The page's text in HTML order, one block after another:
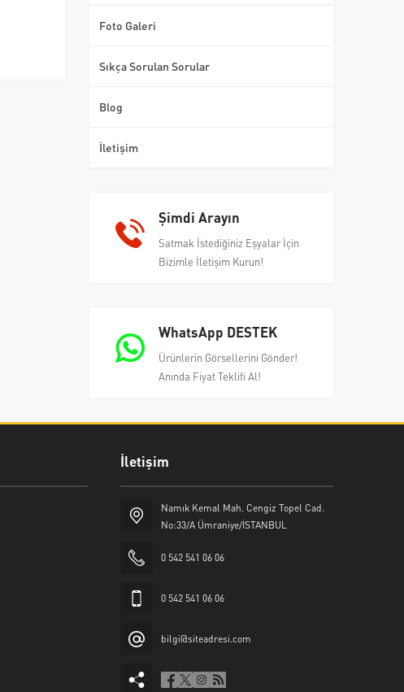
Foto Galeri
Sıkça Sorulan Sorular
Blog
İletişim
Şimdi Arayın
Satmak İstediğiniz Eşyalar İçin
Bizimle İletişim Kurun!
WhatsApp DESTEK
Ürünlerin Görsellerini Gönder!
Anında Fiyat Teklifi Al!
İletişim
Namık Kemal Mah. Cengiz Topel Cad.
No:33/A Ümraniye/İSTANBUL
0 542 541 06 06
0 542 541 06 06
bilgi@siteadresi.com